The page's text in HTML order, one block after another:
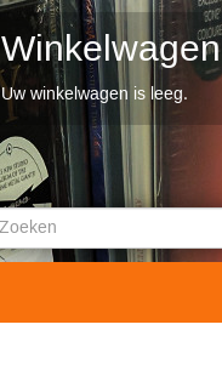
Winkelwagen
Uw winkelwagen is leeg.